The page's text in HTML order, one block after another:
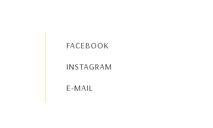
FACEBOOK
INSTAGRAM
E-MAIL